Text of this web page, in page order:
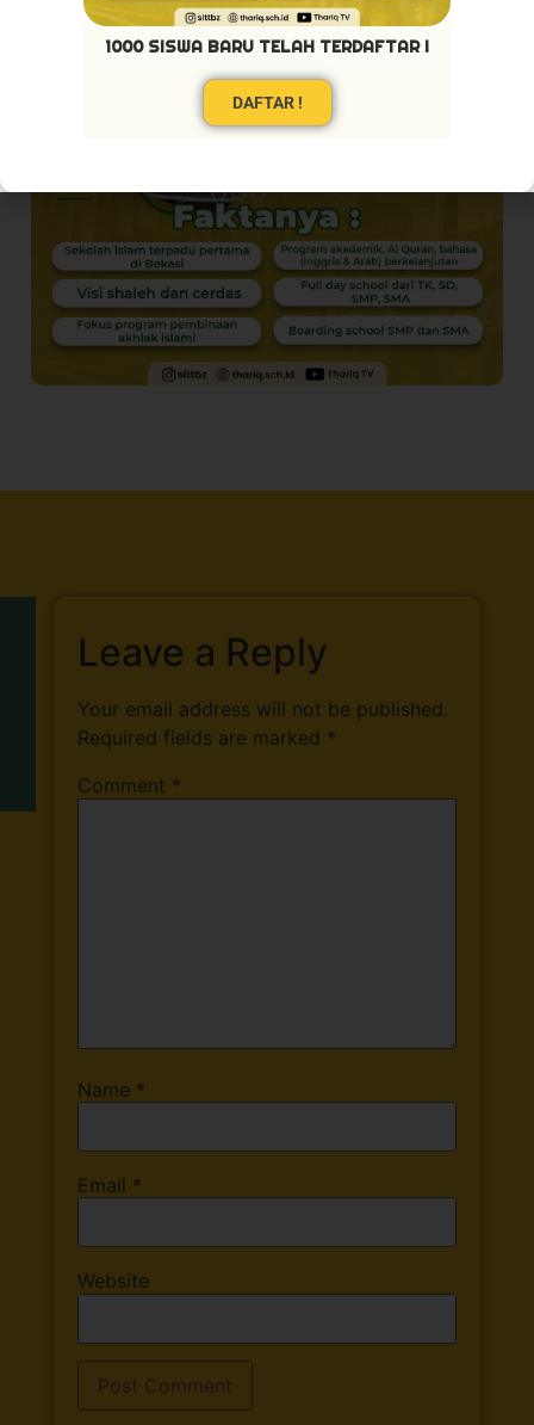
Leave a Reply
Your email address will not be published.
Required fields are marked *
Comment *
Name *
Email *
Website
1000 SISWA BARU TELAH TERDAFTAR !
DAFTAR !